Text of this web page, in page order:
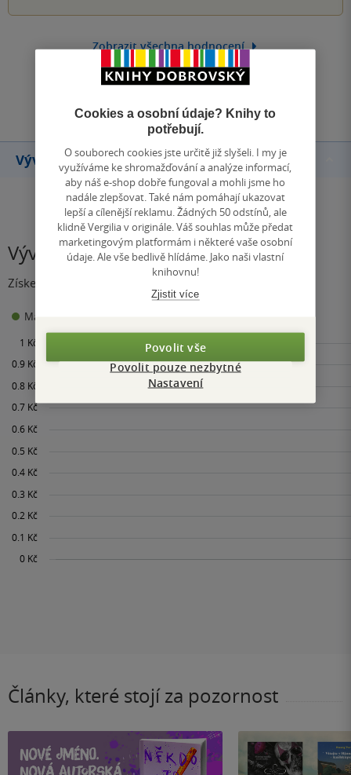
Zobrazit všechna hodnocení
Vývoj ceny
Vývoj ceny
Získejte přehled o vývoji ceny za posledních 60 dní.
Maloobchodní cena
Články, které stojí za pozornost
Cookies a osobní údaje? Knihy to
potřebují.
O souborech cookies jste určitě již slyšeli. I my je
využíváme ke shromažďování a analýze informací,
aby náš e-shop dobře fungoval a mohli jsme ho
nadále zlepšovat. Také nám pomáhají ukazovat
lepší a cílenější reklamu. Žádných 50 odstínů, ale
klidně Vergilia v originále. Váš souhlas může předat
marketingovým platformám i některé vaše osobní
údaje. Ale vše bedlivě hlídáme. Jako naši vlastní
knihovnu!
Zjistit více
Povolit vše
Povolit pouze nezbytné
Nastavení